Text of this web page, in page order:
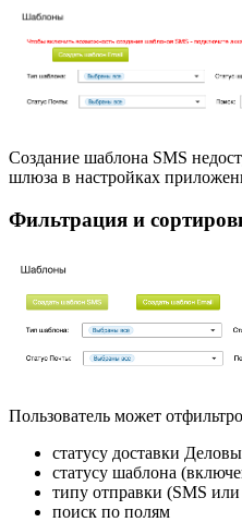
Создание шаблона SMS
шлюза в настройках
Фильтрация и
Пользователь может
статусу доставки
статусу шаблона
типу отправки (SMS
поиск по полям